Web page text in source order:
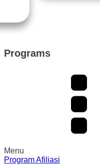
Programs
Menu
Program Afiliasi